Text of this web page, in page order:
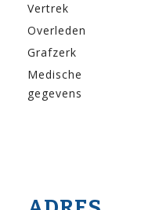
Vertrek
Overleden
Grafzerk
Medische
gegevens